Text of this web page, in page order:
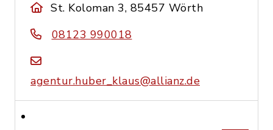
St. Koloman 3, 85457 Wörth
08123 990018
agentur.huber_klaus@allianz.de